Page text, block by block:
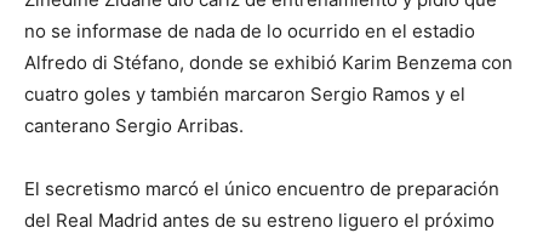
no se informase de nada de lo ocurrido en el estadio
Alfredo di Stéfano, donde se exhibió Karim Benzema con
cuatro goles y también marcaron Sergio Ramos y el
canterano Sergio Arribas.
El secretismo marcó el único encuentro de preparación
del Real Madrid antes de su estreno liguero el próximo